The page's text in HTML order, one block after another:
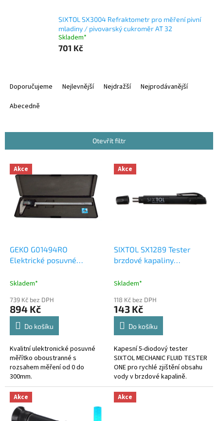
SIXTOL SX3004 Refraktometr pro měření pivní
mladiny / pivovarský cukroměr AT 32
Skladem*
701 Kč
r
Doporučujeme Nejlevnější Nejdražší
Nejprodávanější
Abecedně
Otevřít filtr
V Akce
GEKO G01494RO
Elektrické posuvné
poškozený obal
Skladem*
739 Kč bez DPH
894 Kč
Do košíku
Kvalitní ulektronické posuvné
měřítko oboustranné s
rozsahem měření od 0 do
300mm.
Akce
SIXTOL SX1289 Tester
brzdové kapaliny
ONE
Skladem*
118 Kč bez DPH
143 Kč
Do košíku
Kapesní 5-diodový tester
SIXTOL MECHANIC FLUID TESTER
ONE pro rychlé zjištění obsahu
vody v brzdové kapalině.
Akce Akce